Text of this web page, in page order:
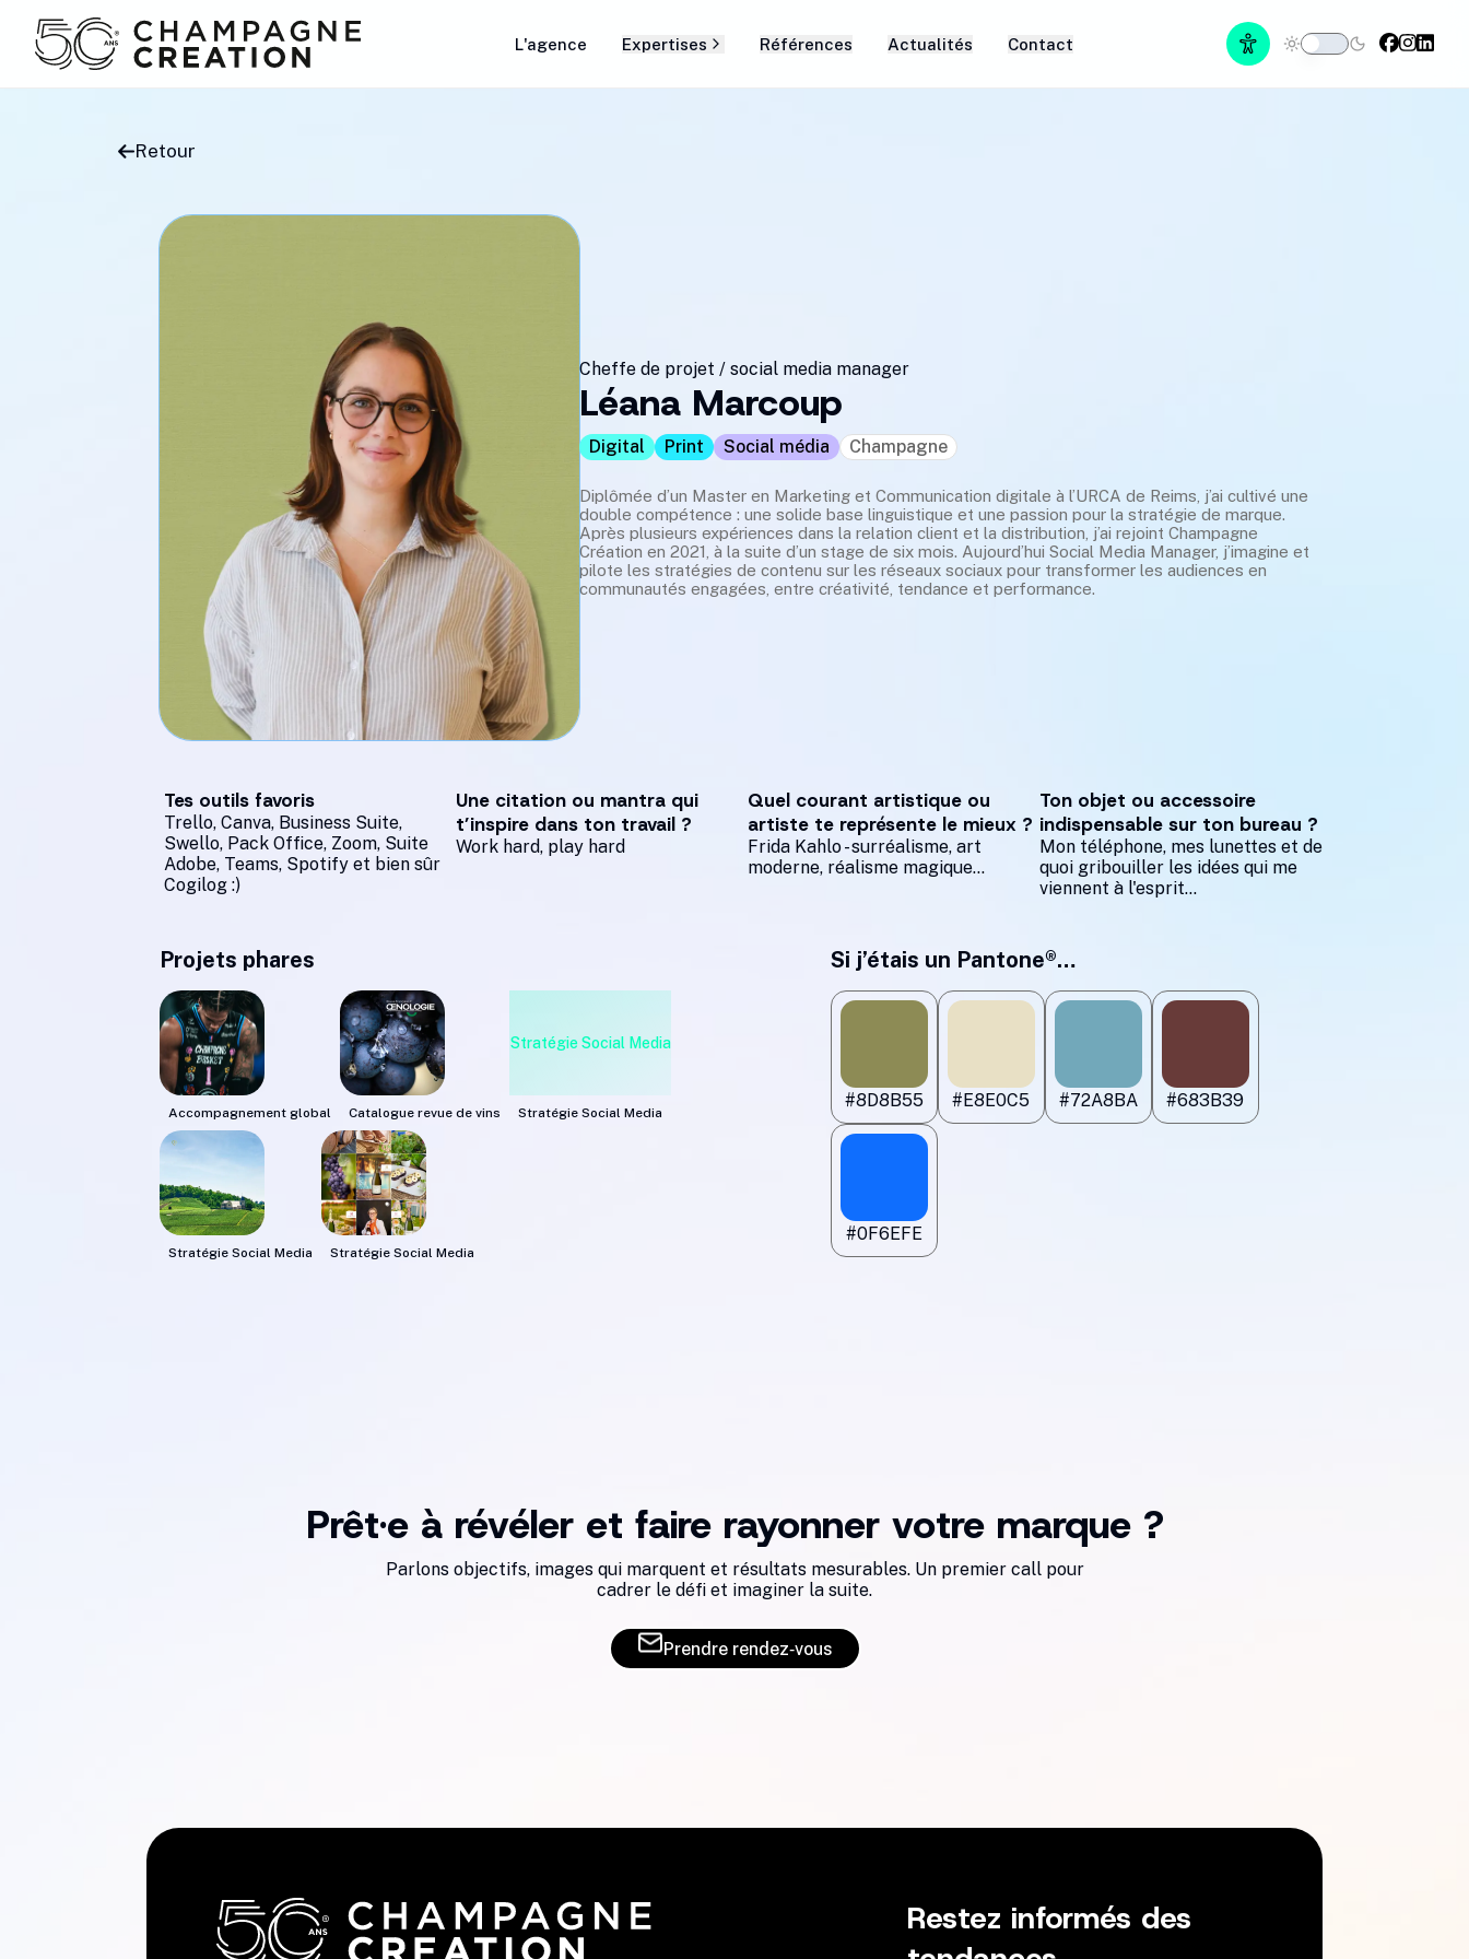
L'agence Expertises Références Actualités Contact
Retour
Cheffe de projet / social media manager
Léana Marcoup
Digital Print Social média Champagne
Diplômée d’un Master en Marketing et Communication digitale à l’URCA de Reims, j’ai cultivé une
double compétence : une solide base linguistique et une passion pour la stratégie de marque.
Après plusieurs expériences dans la relation client et la distribution, j’ai rejoint Champagne
Création en 2021, à la suite d’un stage de six mois. Aujourd’hui Social Media Manager, j’imagine et
pilote les stratégies de contenu sur les réseaux sociaux pour transformer les audiences en
communautés engagées, entre créativité, tendance et performance.
Tes outils favoris
Trello, Canva, Business Suite,
Swello, Pack Office, Zoom, Suite
Adobe, Teams, Spotify et bien sûr
Cogilog :)
Une citation ou mantra qui
t’inspire dans ton travail ?
Work hard, play hard
Quel courant artistique ou
artiste te représente le mieux ?
Frida Kahlo - surréalisme, art
moderne, réalisme magique...
Ton objet ou accessoire
indispensable sur ton bureau ?
Mon téléphone, mes lunettes et de
quoi gribouiller les idées qui me
viennent à l'esprit...
Projets phares
Accompagnement global Catalogue revue de vins
Stratégie Social Media
Stratégie Social Media
Stratégie Social Media Stratégie Social Media
Si j’étais un Pantone®…
#8D8B55 #E8E0C5 #72A8BA #683B39
#0F6EFE
Prêt·e à révéler et faire rayonner votre marque ?
Parlons objectifs, images qui marquent et résultats mesurables. Un premier call pour
cadrer le défi et imaginer la suite.
Prendre rendez‑vous
Restez informés des